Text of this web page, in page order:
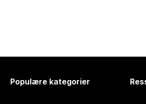
Populære kategorier